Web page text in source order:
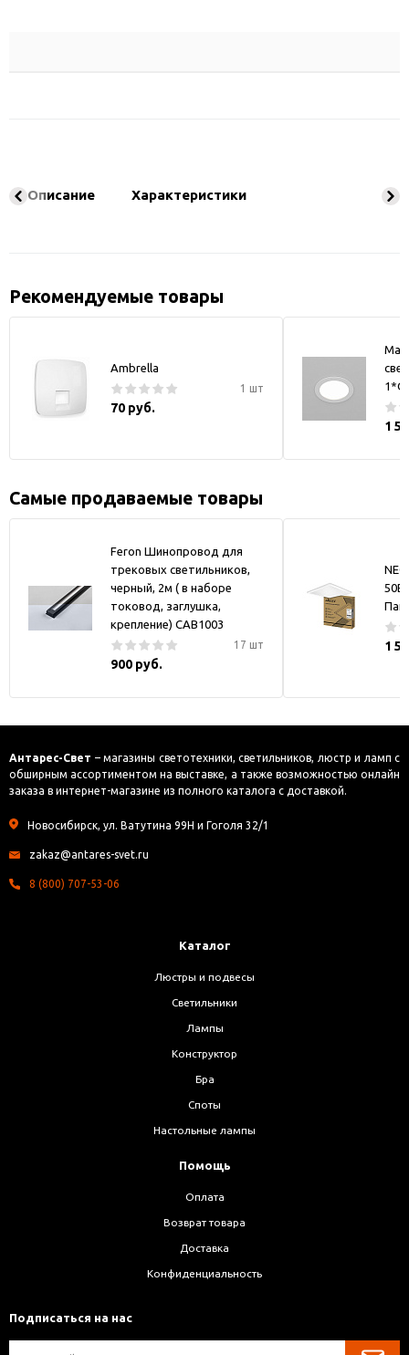
Описание Характеристики
Рекомендуемые товары
Ambrella
1 шт
70 руб.
1
Самые продаваемые товары
Feron Шинопровод для
трековых светильников,
черный, 2м ( в наборе
токовод, заглушка,
крепление) CAB1003
17 шт
900 руб.
1
Антарес-Свет – магазины светотехники, светильников, люстр и ламп с
обширным ассортиментом на выставке, а также возможностью онлайн
заказа в интернет-магазине из полного каталога с доставкой.
Новосибирск, ул. Ватутина 99Н и Гоголя 32/1
zakaz@antares-svet.ru
8 (800) 707-53-06
Каталог
Люстры и подвесы
Светильники
Лампы
Конструктор
Бра
Споты
Настольные лампы
Помощь
Оплата
Возврат товара
Доставка
Конфиденциальность
Подписаться на нас